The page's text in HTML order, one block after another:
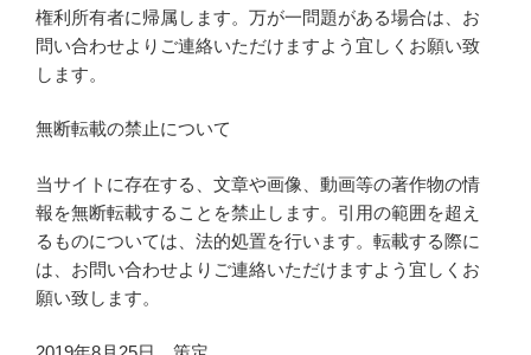
権利所有者に帰属します。万が一問題がある場合は、お
問い合わせよりご連絡いただけますよう宜しくお願い致
します。
無断転載の禁止について
当サイトに存在する、文章や画像、動画等の著作物の情
報を無断転載することを禁止します。引用の範囲を超え
るものについては、法的処置を行います。転載する際に
は、お問い合わせよりご連絡いただけますよう宜しくお
願い致します。